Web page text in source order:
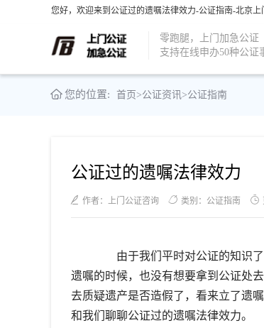
您好，欢迎来到公证过的遗嘱法律效力-公证指南-北京
零跑腿，上门加急公证
支持在线申办50种公证
您的位置: 首页>公证资讯>公证指南
公证过的遗嘱法律效力
作者：上门公证咨询 类别：公证指南
由于我们平时对公证的知识了
遗嘱的时候，也没有想要拿到公证处
去质疑遗产是否造假了，看来立了遗
和我们聊聊公证过的遗嘱法律效力。